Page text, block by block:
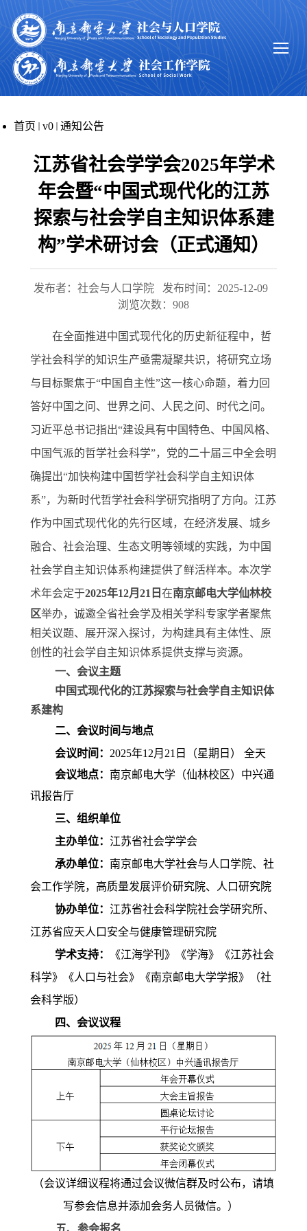
首页 v0 通知公告
江苏省社会学学会2025年学术
年会暨“中国式现代化的江苏
探索与社会学自主知识体系建
构”学术研讨会（正式通知）
发布者：社会与人口学院
发布时间：2025-12-09
浏览次数： 908
在全面推进中国式现代化的历史新征程中，哲
学社会科学的知识生产亟需凝聚共识，将研究立场
与目标聚焦于“中国自主性”这一核心命题，着力回
答好中国之问、世界之问、人民之问、时代之问。
习近平总书记指出“建设具有中国特色、中国风格、
中国气派的哲学社会科学”，党的二十届三中全会明
确提出“加快构建中国哲学社会科学自主知识体
系”，为新时代哲学社会科学研究指明了方向。江苏
作为中国式现代化的先行区域，在经济发展、城乡
融合、社会治理、生态文明等领域的实践，为中国
社会学自主知识体系构建提供了鲜活样本。本次学
术年会定于2025年12月 21 日 在南京邮电大学仙林校
区举办，诚邀全省社会学及相关学科专家学者聚焦
相关议题、展开深入探讨，为构建具有主体性、原
创性的社会学自主知识体系提供支撑与资源。
一、会议主题
中国式现代化的江苏探索与社会学自主知识体
系建构
二、会议时间与地点
会议时间： 2025年12月 21 日（星期日） 全天
会议地点： 南京邮电大学（仙林校区）中兴通
讯报告厅
三、组织单位
主办单位： 江苏省社会学学会
承办单位： 南京邮电大学社会与人口学院、社
会工作学院，高质量发展评价研究院、人口研究院
协办单位： 江苏省社会科学院社会学研究所、
江苏省应天人口安全与健康管理研究院
学术支持：
《江海学刊》《学海》《江苏社会
科学》《人口与社会》《南京邮电大学学报》（社
会科学版）
四、会议议程
（会议详细议程将通过会议微信群及时公布，请填
写参会信息并添加会务人员微信。）
五、参会报名